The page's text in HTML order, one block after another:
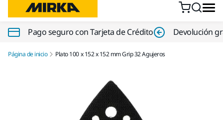
Pago seguro con Tarjeta de Crédito Devolución
Página de inicio Plato 100 x 152 x 152 mm Grip 32 Agujeros